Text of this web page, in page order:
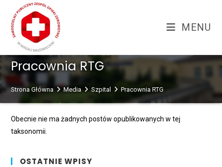
treści
content
MENU
Pracownia RTG
Strona Główna Media Szpital Pracownia RTG
Obecnie nie ma żadnych postów opublikowanych w tej
taksonomii.
OSTATNIE WPISY